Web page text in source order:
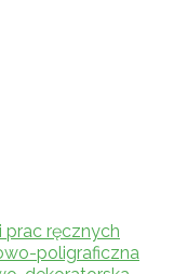
prac ręcznych
poligraficzna